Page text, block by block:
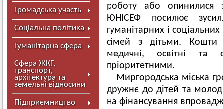
Громадська участь
Соціальна політика
Гуманітарна сфера
Сфера ЖКГ,
транспорт,
архітектура та
земельні відносини
Підприємництво
роботу або опинилися
ЮНІСЕФ посилює
гуманітарних і
сімей з дітьми.
медичні, освітні та
пріоритетними.
Миргородська міська
дружнє до дітей та
на фінансування